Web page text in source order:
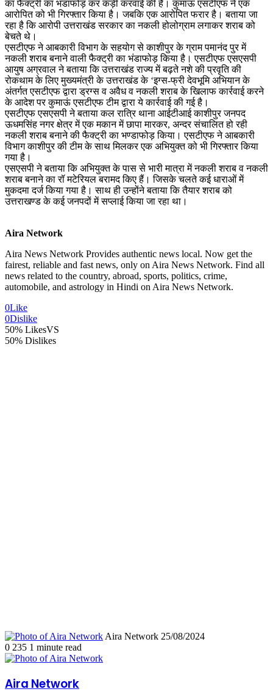
का फैक्ट्री का भंडाफोड़ कर कड़ी करवाई की है। कुमाऊं एसटीएफ ने एक
आरोपित को भी गिरफ्तार किया है। जबकि एक आरोपित फरार है। बताया जा
रहा है कि आरोपी उत्तराखंड सरकार का नकली होलोग्राम लगाकर शराब को
बेचते थे।
एसटीएफ ने आबकारी विभाग के सहयोग से काशीपुर के ग्राम पमानंद पुर में
नकली शराब बनाने वाली फैक्ट्री का भंडाफोड़ किया है। एसटीएफ एसएसपी
आयुष अग्रवाल ने बताया कि उत्तराखंड राज्य में बढ़ते नशे की प्रवृति की
रोकथाम के लिए मुख्यमंत्री के उत्तराखंड के ‘इग्स-फ्री देवभूमि अभियान के
अंतर्गत एसटीएफ द्वारा ड्रग्स व अवैध व नकली शराब के खिलाफ कार्रवाई करने
के आदेश पर कुमाऊं एसटीएफ टीम द्वारा ये कार्रवाई की गई है।
एसटीएफ एसएसपी ने बताया कल रात्रि थाना आईटीआई काशीपुर जनपद
ऊधमसिंह नगर क्षेत्र में एक मकान में छापा मारकर, अन्दर संचालित हो रही
नकली शराब बनाने की फैक्ट्री का भण्डाफोड़ किया। एसटीएफ ने आबकारी
विभाग काशीपुर की टीम के साथ मिलकर एक अभियुक्त को भी गिरफ्तार किया
गया है।
एसएसपी ने बताया कि अभियुक्त के पास से भारी मात्रा में नकली शराब व नकली
शराब बनाने का रॉ मटेरियल बरामद किए हैं। जिसके चलते कई धाराओं में
मुकदमा दर्ज किया गया है। साथ ही उन्होंने बताया कि तैयार शराब को
उत्तराखण्ड के कई जनपदों में सप्लाई किया जा रहा था।
Aira Network
Aira News Network Provides authentic news local. Now get the
fairest, reliable and fast news, only on Aira News Network. Find all
news related to the country, abroad, sports, politics, crime,
automobile, and astrology in Hindi on Aira News Network.
0Like
0Dislike
50% LikesVS
50% Dislikes
Aira Network Follow
Send
25/08/2024
0 235 1 minute read
Aira Network